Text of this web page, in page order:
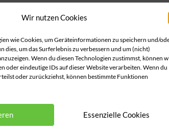
Wir nutzen Cookies
wie Cookies, um Geräteinformationen zu speichern und/
dies, um das Surferlebnis zu verbessern und um (nicht)
Wenn du diesen Technologien zustimmst, können
oder eindeutige IDs auf dieser Website verarbeiten. Wenn du
oder zurückziehst, können bestimmte Funktionen
Essenzielle Cookies
wie auch das vorherige Modell. Durch
seit mehr als einem Jahr nichts
verwenden.
wird nicht nur eine neue Farbe
kleiner wurde, ist dieses
deutlich. Ein sehr schönes,